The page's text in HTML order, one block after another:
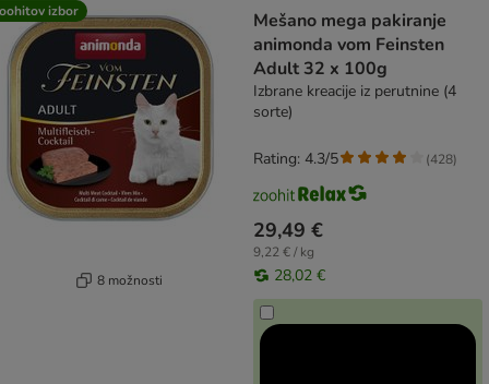
izbor
8 možnosti
Mešano mega pakiranje
animonda vom Feinsten
Adult 32 x 100g
Izbrane kreacije iz perutnine (4
sorte)
29,49 €
9,22 € / kg
28,02 €
Rating: 4.3/5 (428)